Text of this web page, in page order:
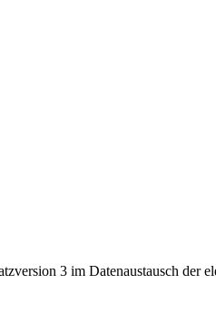
3 im Datenaustausch